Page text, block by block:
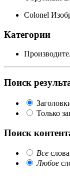
Colonel
Категории
Поиск
Только
Поиск
Все
Любое